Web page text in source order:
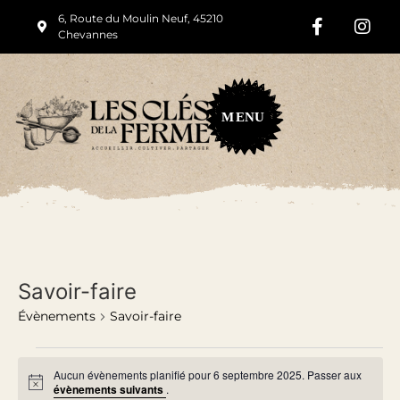
6, Route du Moulin Neuf, 45210
Chevannes
MENU
Savoir-faire
Évènements Savoir-faire
Notice
Aucun évènements planifié pour 6 septembre 2025. Passer aux
évènements suivants .